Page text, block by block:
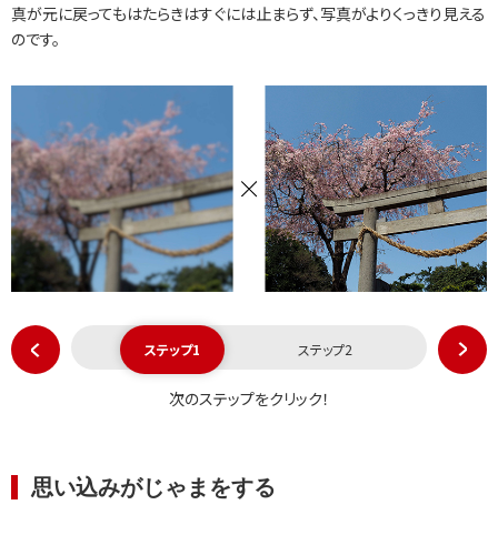
真が元に戻ってもはたらきはすぐには止まらず、写真がよりくっきり見える
のです。
ステップ1 ステップ2
次のステップをクリック！
思い込みがじゃまをする